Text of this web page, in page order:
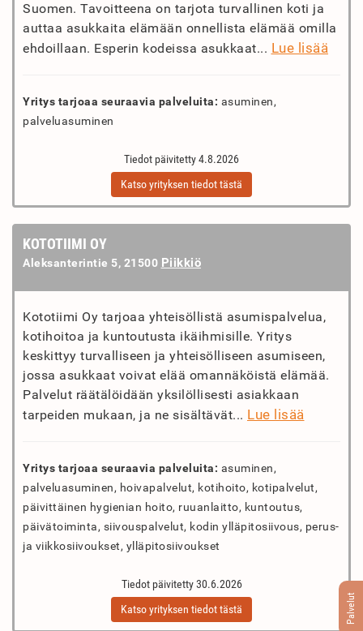
Palvelut
Suomen. Tavoitteena on tarjota turvallinen koti ja
auttaa asukkaita elämään onnellista elämää omilla
ehdoillaan. Esperin kodeissa asukkaat... Lue lisää
Yritys tarjoaa seuraavia palveluita: asuminen,
palveluasuminen
Tiedot päivitetty 4.8.2026
Katso yrityksen tiedot tästä
KOTOTIIMI OY
Aleksanterintie 5, 21500 Piikkiö
Kototiimi Oy tarjoaa yhteisöllistä asumispalvelua,
kotihoitoa ja kuntoutusta ikäihmisille. Yritys
keskittyy turvalliseen ja yhteisölliseen asumiseen,
jossa asukkaat voivat elää omannäköistä elämää.
Palvelut räätälöidään yksilöllisesti asiakkaan
tarpeiden mukaan, ja ne sisältävät... Lue lisää
Yritys tarjoaa seuraavia palveluita: asuminen,
palveluasuminen, hoivapalvelut, kotihoito, kotipalvelut,
päivittäinen hygienian hoito, ruuanlaitto, kuntoutus,
päivätoiminta, siivouspalvelut, kodin ylläpitosiivous, perus-
ja viikkosiivoukset, ylläpitosiivoukset
Tiedot päivitetty 30.6.2026
Katso yrityksen tiedot tästä